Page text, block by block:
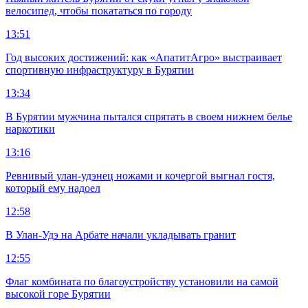
велосипед, чтобы покататься по городу
13:51
Год высоких достижений: как «АпатитАгро» выстраивает
спортивную инфраструктуру в Бурятии
13:34
В Бурятии мужчина пытался спрятать в своем нижнем белье
наркотики
13:16
Ревнивый улан-удэнец ножами и кочергой выгнал гостя,
который ему надоел
12:58
В Улан-Удэ на Арбате начали укладывать гранит
12:55
Флаг комбината по благоустройству установили на самой
высокой горе Бурятии